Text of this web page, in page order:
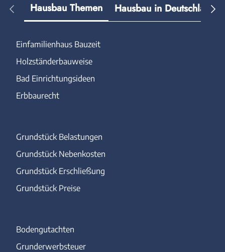
Hausbau Themen Hausbau in Deutschland
Einfamilienhaus Bauzeit
Holzständerbauweise
Bad Einrichtungsideen
Erbbaurecht
Grundstück Belastungen
Grundstück Nebenkosten
Grundstück Erschließung
Grundstück Preise
Bodengutachten
Grunderwerbsteuer